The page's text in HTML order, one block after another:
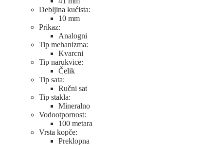
Debljina kućista:
10 mm
Prikaz:
Analogni
Tip mehanizma:
Kvarcni
Tip narukvice:
Čelik
Tip sata:
Ručni sat
Tip stakla:
Mineralno
Vodootpornost:
100 metara
Vrsta kopče:
Preklopna